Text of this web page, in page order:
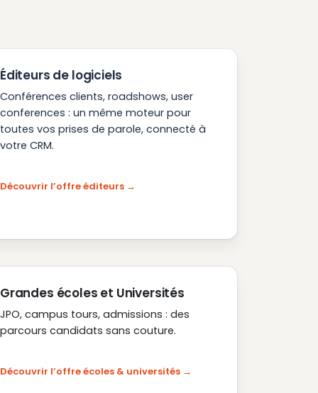
Éditeurs de logiciels
Conférences clients, roadshows, user
conferences : un même moteur pour
toutes vos prises de parole, connecté à
votre CRM.
Découvrir l’offre éditeurs
Grandes écoles et Universités
JPO, campus tours, admissions : des
parcours candidats sans couture.
Découvrir l’offre écoles & universités